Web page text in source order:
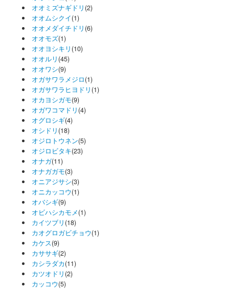
オオミズナギドリ (2)
オオムシクイ(1)
オオメダイチドリ (6)
オオモズ(1)
オオヨシキリ (10)
オオルリ (45)
オオワシ(9)
オガサワラメジロ(1)
オガサワラヒヨドリ (1)
オカヨシガモ(9)
オガワコマドリ (4)
オグロシギ(4)
オシドリ (18)
オジロトウネン(5)
オジロビタキ(23)
オナガ(11)
オナガガモ(3)
オニアジサシ(3)
オニカッコウ(1)
オバシギ(9)
オビハシカモメ(1)
カイツブリ (18)
カオグロガビチョウ(1)
カケス(9)
カササギ(2)
カシラダカ(11)
カツオドリ (2)
カッコウ(5)